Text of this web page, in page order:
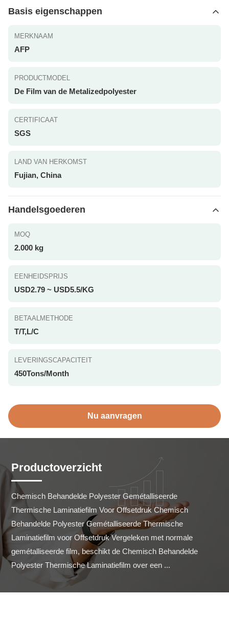
Basis eigenschappen
MERKNAAM
AFP
PRODUCTMODEL
De Film van de Metalizedpolyester
CERTIFICAAT
SGS
LAND VAN HERKOMST
Fujian, China
Handelsgoederen
MOQ
2.000 kg
EENHEIDSPRIJS
USD2.79 ~ USD5.5/KG
BETAALMETHODE
T/T,L/C
LEVERINGSCAPACITEIT
450Tons/Month
Nu aanvragen
Productoverzicht
Chemisch Behandelde Polyester Gemétalliseerde
Thermische Laminatiefilm Voor Offsetdruk Chemisch
Behandelde Polyester Gemétalliseerde Thermische
Laminatiefilm voor Offsetdruk Vergeleken met normale
gemétalliseerde film, beschikt de Chemisch Behandelde
Polyester Thermische Laminatiefilm over een ...